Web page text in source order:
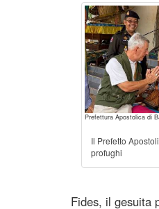
Prefettura Apostolica di
Il Prefetto
profughi
Fides, il gesuita